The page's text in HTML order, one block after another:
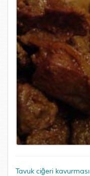
Tavuk ciğeri kavurması